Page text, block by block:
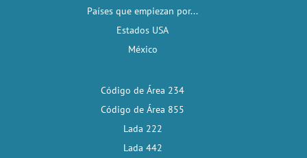
Países que empiezan por...
Estados USA
México
Código de Área 234
Código de Área 855
Lada 222
Lada 442